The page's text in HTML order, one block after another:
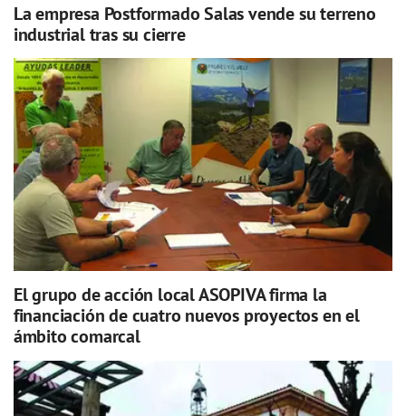
La empresa Postformado Salas vende su terreno
industrial tras su cierre
El grupo de acción local ASOPIVA firma la
financiación de cuatro nuevos proyectos en el
ámbito comarcal